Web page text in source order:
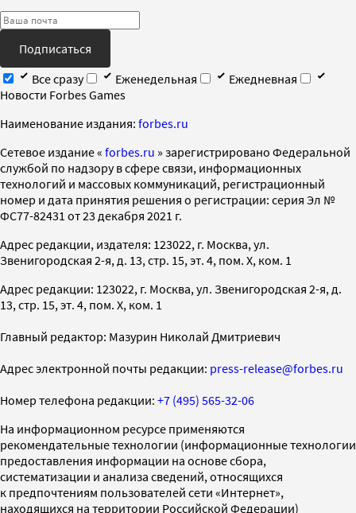
Подписаться
Все сразу
Еженедельная
Ежедневная
Новости Forbes Games
Наименование издания: forbes.ru
Cетевое издание « forbes.ru » зарегистрировано Федеральной
службой по надзору в сфере связи, информационных
технологий и массовых коммуникаций, регистрационный
номер и дата принятия решения о регистрации: серия Эл №
ФС77-82431 от 23 декабря 2021 г.
Адрес редакции, издателя: 123022, г. Москва, ул.
Звенигородская 2-я, д. 13, стр. 15, эт. 4, пом. X, ком. 1
Адрес редакции: 123022, г. Москва, ул. Звенигородская 2-я, д.
13, стр. 15, эт. 4, пом. X, ком. 1
Главный редактор: Мазурин Николай Дмитриевич
Адрес электронной почты редакции: press-release@forbes.ru
Номер телефона редакции: +7 (495) 565-32-06
На информационном ресурсе применяются
рекомендательные технологии (информационные технологии
предоставления информации на основе сбора,
систематизации и анализа сведений, относящихся
к предпочтениям пользователей сети «Интернет»,
находящихся на территории Российской Федерации)